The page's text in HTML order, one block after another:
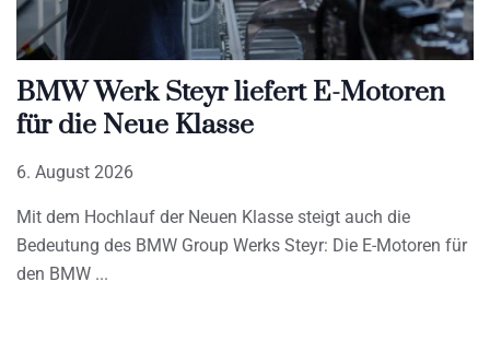
BMW Werk Steyr liefert E-Motoren
für die Neue Klasse
6. August 2026
Mit dem Hochlauf der Neuen Klasse steigt auch die
Bedeutung des BMW Group Werks Steyr: Die E-Motoren für
den BMW